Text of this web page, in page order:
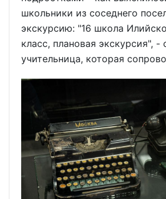
школьники из соседнего
экскурсию: "16 школа
класс, плановая экскурсия", -
учительница, которая